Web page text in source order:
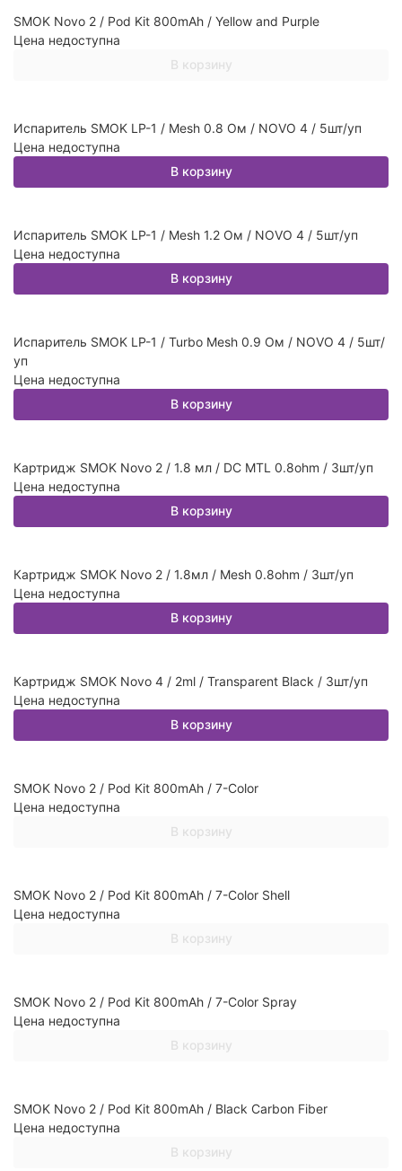
SMOK Novo 2 / Pod Kit 800mAh / Yellow and Purple
Цена недоступна
В корзину
Испаритель SMOK LP-1 / Mesh 0.8 Ом / NOVO 4 / 5шт/уп
Цена недоступна
В корзину
Испаритель SMOK LP-1 / Mesh 1.2 Ом / NOVO 4 / 5шт/уп
Цена недоступна
В корзину
Испаритель SMOK LP-1 / Turbo Mesh 0.9 Ом / NOVO 4 / 5шт/
уп
Цена недоступна
В корзину
Картридж SMOK Novo 2 / 1.8 мл / DC MTL 0.8ohm / 3шт/уп
Цена недоступна
В корзину
Картридж SMOK Novo 2 / 1.8мл / Mesh 0.8ohm / 3шт/уп
Цена недоступна
В корзину
Картридж SMOK Novo 4 / 2ml / Transparent Black / 3шт/уп
Цена недоступна
В корзину
SMOK Novo 2 / Pod Kit 800mAh / 7-Color
Цена недоступна
В корзину
SMOK Novo 2 / Pod Kit 800mAh / 7-Color Shell
Цена недоступна
В корзину
SMOK Novo 2 / Pod Kit 800mAh / 7-Color Spray
Цена недоступна
В корзину
SMOK Novo 2 / Pod Kit 800mAh / Black Carbon Fiber
Цена недоступна
В корзину